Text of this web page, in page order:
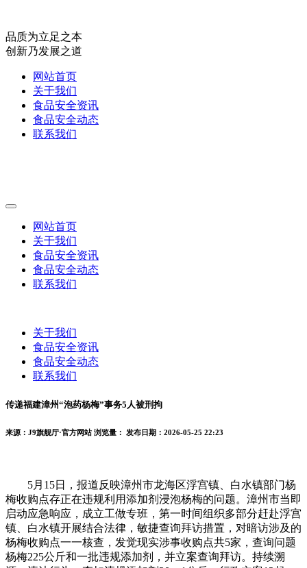
品质为立足之本
创新乃发展之道
网站首页
关于我们
食品安全资讯
食品安全动态
联系我们
网站首页
关于我们
食品安全资讯
食品安全动态
联系我们
关于我们
食品安全资讯
食品安全动态
联系我们
传递福建漳州“泡药杨梅”事务5人被刑拘
来源：J9旗舰厅·官方网站 浏览量： 发布日期：2026-05-25 22:23
5月15日，报道反映漳州市龙海区浮宫镇、白水镇部门杨
梅收购点存正在违规利用添加剂浸泡杨梅的问题。漳州市当即
启动应急响应，成立工做专班，第一时间组织多部分赶赴浮宫
镇、白水镇开展结合法律，敏捷查询拜访措置，对暗访涉及的
杨梅收购点一一核查，发觉现实涉事收购点共5家，查询问题
杨梅225公斤和一批违规添加剂，并立案查询拜访。持续溯